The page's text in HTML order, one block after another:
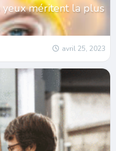
yeux méritent la plus
avril 25, 2023